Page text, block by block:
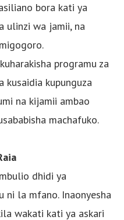
bora kati ya
ulinzi wa jamii, na
programu za
kusaidia kupunguza
na kijamii ambao
machafuko.
dhidi ya
ni la mfano. Inaonyesha
wakati kati ya askari